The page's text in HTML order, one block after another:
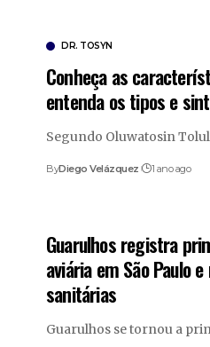
DR. TOSYN
Conheça as
entenda os tipos e
Segundo Oluwatosin
ByDiego Velázquez 1 ano ago
Guarulhos registra
aviária em São Paulo
sanitárias
Guarulhos se tornou a